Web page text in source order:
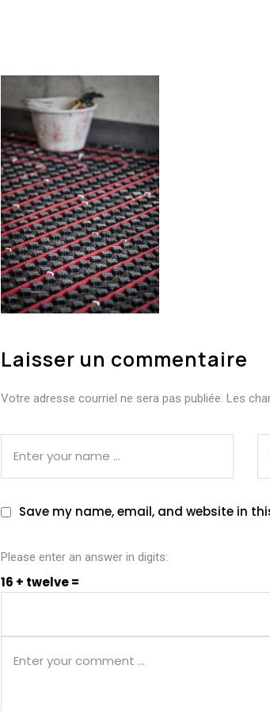
Laisser un commentaire
Votre adresse courriel ne sera pas publiée. Les
Save my name, email, and website in
Please enter an answer in digits:
16 + twelve =